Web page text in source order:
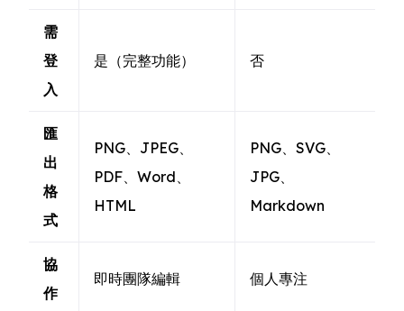
需
登
入
是（完整功能） 否
匯
出
格
式
PNG、JPEG、
PDF、Word、
HTML
PNG、SVG、
JPG、
Markdown
協
作
即時團隊編輯 個人專注